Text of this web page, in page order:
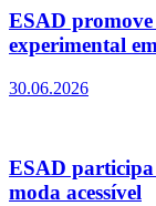
ESAD
experimental
30.06.2026
ESAD participa
moda acessível